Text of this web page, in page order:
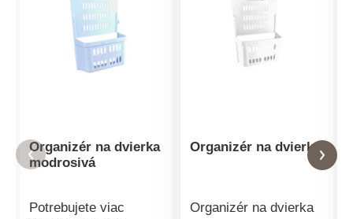
Organizér na dvierka
modrosivá
Potrebujete viac
Organizér na dvierka
Organizér na dvierka